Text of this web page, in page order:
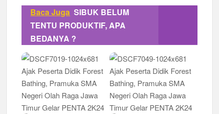
Baca Juga SIBUK BELUM
TENTU PRODUKTIF, APA
BEDANYA ?